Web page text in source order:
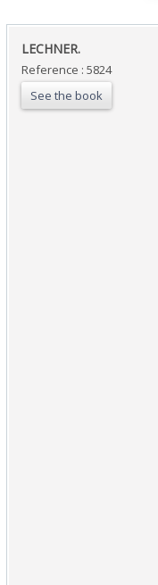
‎LECHNER.‎
Reference : 5824
See the book